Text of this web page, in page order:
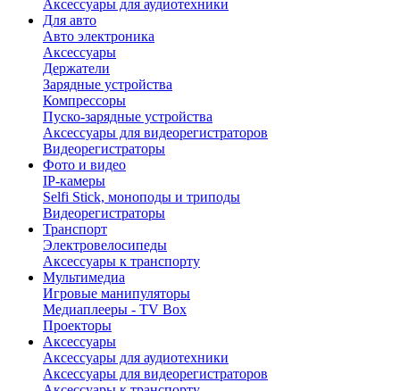
Аксессуары для аудиотехники
Для авто
Авто электроника
Аксессуары
Держатели
Зарядные устройства
Компрессоры
Пуско-зарядные устройства
Аксессуары для видеорегистраторов
Видеорегистраторы
Фото и видео
IP-камеры
Selfi Stick, моноподы и триподы
Видеорегистраторы
Транспорт
Электровелосипеды
Аксессуары к транспорту
Мультимедиа
Игровые манипуляторы
Медиаплееры - TV Box
Проекторы
Аксессуары
Аксессуары для аудиотехники
Аксессуары для видеорегистраторов